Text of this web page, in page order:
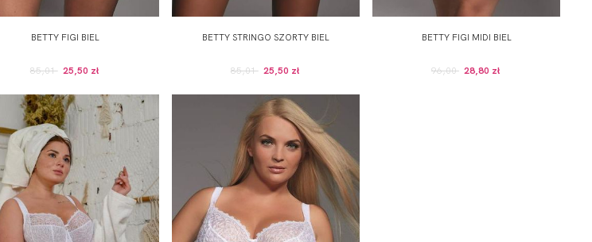
BETTY FIGI BIEL
85,01 25,50 zł
BETTY STRINGO SZORTY BIEL
85,01 25,50 zł
BETTY FIGI MIDI BIEL
96,00 28,80 zł